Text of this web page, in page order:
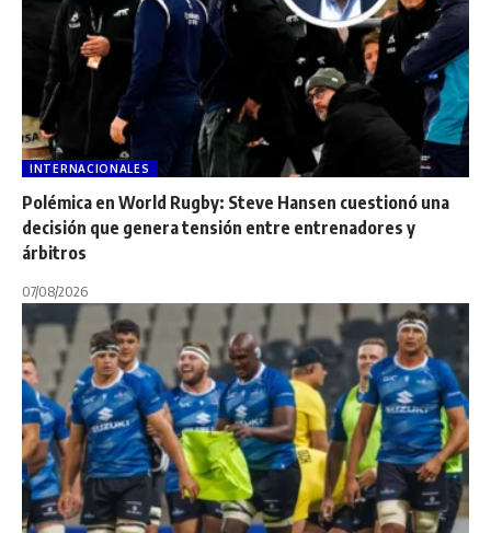
INTERNACIONALES
Polémica en World Rugby: Steve Hansen cuestionó una
decisión que genera tensión entre entrenadores y
árbitros
07/08/2026